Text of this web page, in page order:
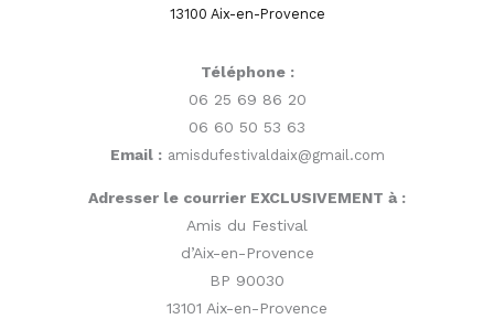
13100 Aix-en-Provence
Téléphone :
06 25 69 86 20
06 60 50 53 63
Email : amisdufestivaldaix@gmail.com
Adresser le courrier EXCLUSIVEMENT à :
Amis du Festival
d’Aix-en-Provence
BP 90030
13101 Aix-en-Provence